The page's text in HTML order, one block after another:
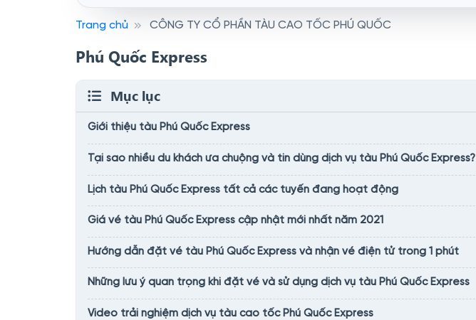
Trang chủ CÔNG TY CỔ PHẦN TÀU CAO TỐC PHÚ QUỐC
Phú Quốc Express
Mục lục
Giới thiệu tàu Phú Quốc Express
Tại sao nhiều du khách ưa chuộng và tin dùng dịch vụ tàu Phú Quốc Express?
Lịch tàu Phú Quốc Express tất cả các tuyến đang hoạt động
Giá vé tàu Phú Quốc Express cập nhật mới nhất năm 2021
Hướng dẫn đặt vé tàu Phú Quốc Express và nhận vé điện tử trong 1 phút
Những lưu ý quan trọng khi đặt vé và sử dụng dịch vụ tàu Phú Quốc Express
Video trải nghiệm dịch vụ tàu cao tốc Phú Quốc Express